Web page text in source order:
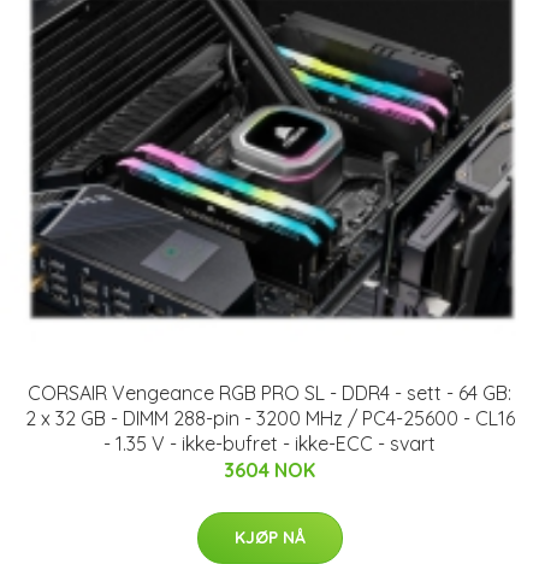
CORSAIR Vengeance RGB PRO SL - DDR4 - sett - 64 GB:
2 x 32 GB - DIMM 288-pin - 3200 MHz / PC4-25600 - CL16
- 1.35 V - ikke-bufret - ikke-ECC - svart
3604 NOK
KJØP NÅ